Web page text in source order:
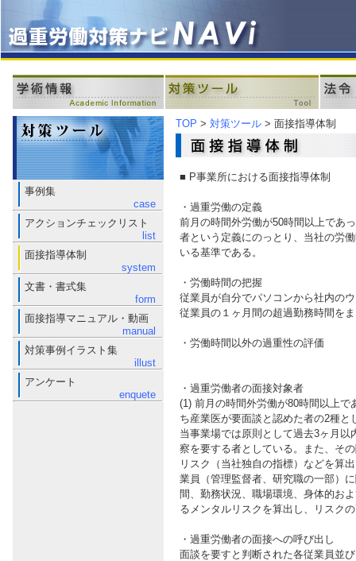
事例集
case
アクションチェックリスト
list
面接指導体制
system
文書・書式集
form
面接指導マニュアル・動画
manual
対策事例イラスト集
illust
アンケート
enquete
TOP > 対策ツール > 面接指導体制
■ P事業所における面接指導体制
・過重労働の定義
前月の時間外労働が50時間以上であ
者という定義にのっとり、当社の労
いる基準である。
・労働時間の把握
従業員が自分でパソコンから社内の
従業員の１ヶ月間の超過勤務時間を
・労働時間以外の過重性の評価
・過重労働者の面接対象者
(1) 前月の時間外労働が80時間以上
ち産業医が要面談と認めた者の2種
当事業場では原則として過去3ヶ月
察を要する者としている。また、そ
リスク（当社独自の指標）などを算
業員（管理監督者、研究職の一部）
間、勤務状況、職場環境、身体的お
るメンタルリスクを算出し、リスク
・過重労働者の面接への呼び出し
面談を要すと判断された各従業員並